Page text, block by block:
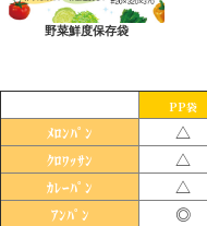
野菜鮮度保存袋
PP袋
ﾒﾛﾝﾊﾟﾝ △
ｸﾛﾜｯｻﾝ △
ｶﾚｰﾊﾟﾝ △
ｱﾝﾊﾟﾝ ◎